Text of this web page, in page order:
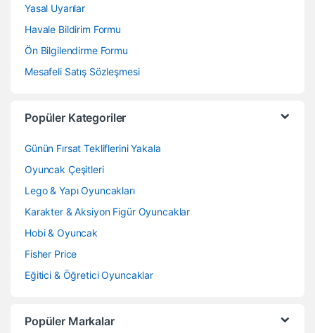
Yasal Uyarılar
Havale Bildirim Formu
Ön Bilgilendirme Formu
Mesafeli Satış Sözleşmesi
Popüler Kategoriler
Günün Fırsat Tekliflerini Yakala
Oyuncak Çeşitleri
Lego & Yapı Oyuncakları
Karakter & Aksiyon Figür Oyuncaklar
Hobi & Oyuncak
Fisher Price
Eğitici & Öğretici Oyuncaklar
Popüler Markalar